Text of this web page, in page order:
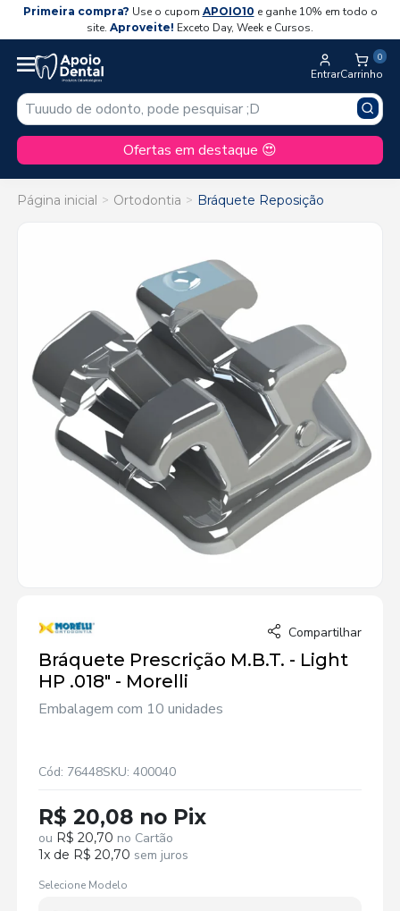
Primeira compra? Use o cupom APOIO10 e ganhe 10% em todo o
site. Aproveite! Exceto Day, Week e Cursos.
Entrar
0
Carrinho
Ofertas em destaque 😍
Página inicial Ortodontia Bráquete Reposição
Compartilhar
Bráquete Prescrição M.B.T. - Light
HP .018" - Morelli
Embalagem com 10 unidades
Cód: 76448SKU: 400040
R$ 20,08 no Pix
ou R$ 20,70 no Cartão
1x de R$ 20,70 sem juros
Selecione Modelo